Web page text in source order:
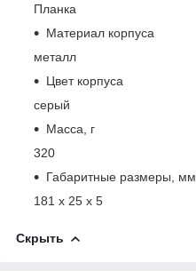
Планка
Материал корпуса
металл
Цвет корпуса
серый
Масса, г
320
Габаритные размеры, мм
181 х 25 х 5
Скрыть